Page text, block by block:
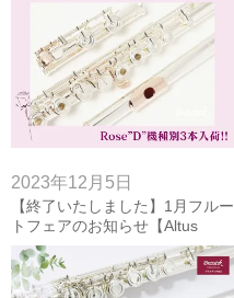
2023年12月5日
【終了いたしました】1月フルー
トフェアのお知らせ【Altus
Flute】